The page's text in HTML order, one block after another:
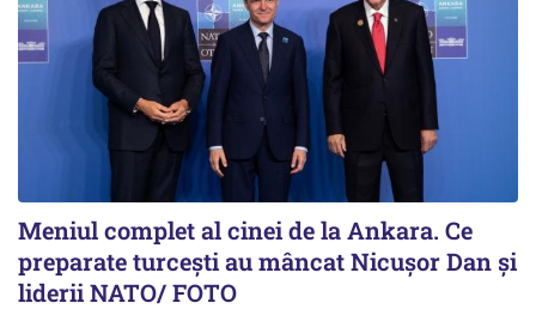
Meniul complet al cinei de la Ankara. Ce
preparate turcești au mâncat Nicușor Dan și
liderii NATO/ FOTO